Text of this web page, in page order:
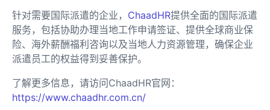
针对需要国际派遣的企业， ChaadHR提供全面的国际派遣
服务，包括协助办理当地工作申请签证、提供全球商业保
险、海外薪酬福利咨询以及当地人力资源管理，确保企业
派遣员工的权益得到妥善保护。
了解更多信息，请访问ChaadHR官网：
https://www.chaadhr.com.cn/